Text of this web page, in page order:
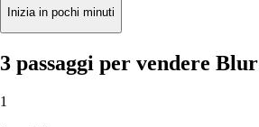
Inizia in pochi minuti
3 passaggi per vendere Blur
1